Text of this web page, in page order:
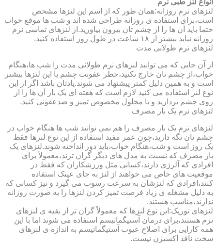
لنزهای نرم روزانه:همان طور که از اسم این لنزها مشخص
است،برای استفاده ی روزانه طراحی شده اند و شب ها موقع خواب
حتما باید آن ها را از چشم تان بیرون بیاورید.از لنزهای تماسی نرم
روزانه نباید بیشتر از ۱۸ ساعت در طول روز استفاده کنید.
لنزهای نرم طولانی مدت
از آن جایی که می توانید لنزهای نرم طولانی مدت را شب ها،هنگام
خواب،از چشم تان خارج نکنید،خطر عفونت چشم با این لنزها بیشتر
است و به همین دلیل کمتر پیشنهاد می شوند.یادتان باشد اگر از این
نوع لنز استفاده می کنید لازم است که هفته ای یک بار آن ها را از
روی چشم بردارید و با محلول مخصوص تمیز و ضدعفونی کنید.
لنزهای نرم یک بار مصرف
لنزهای نرم یک بار مصرف را هم نمی توانید شب ها هنگام خواب در
چشم تان نگه دارید،چون عمر مفید استفاده از این نوع لنزها فقط
یک روز است و شب،هنگام خواب،باید دور انداخته شوند.لنزهای یک
بار مصرف که نسبت به مدل های دیگر گران ترند،معمولاً برای
افرادی که آلرژی دارند،کسانی مثل ورزشکاران که فقط در
موقعیت های خاص می خواهند از لنز به جای عینک استفاده
کنند،افرادی که لنزشان به سرعت رسوب می گیرد و نیز کسانی که
به دلیل مشغله ی زیاد فرصت تمیز کردن لنزها را به صورت روزانه
ندارند،مناسب هستند.
لنزهای توریک:این نوع لنزها که معمولاً گران تر از بقیه ی لنزهای
نرم هستند،برای درمان آستیگماتیسم استفاده می شوند اما با این
همه کارایی برای اصلاح عیوب آستیگماتیسم به اندازه ی لنزهای
سخت نافذ اکسیژن نیست.